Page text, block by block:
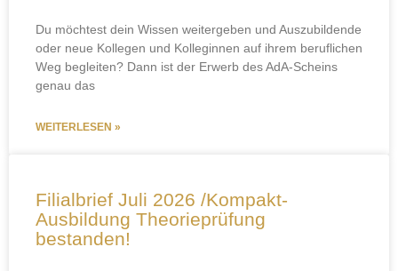
Du möchtest dein Wissen weitergeben und Auszubildende
oder neue Kollegen und Kolleginnen auf ihrem beruflichen
Weg begleiten? Dann ist der Erwerb des AdA-Scheins
genau das
WEITERLESEN »
Filialbrief Juli 2026 /Kompakt-
Ausbildung Theorieprüfung
bestanden!